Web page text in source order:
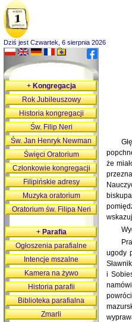
Dziś jest Czwartek, 6 sierpnia 2026
że
ugody
i
+Kongregacja
Rok Jubileuszowy
Historia kongregacji
Św. Filip Neri
Św. Jan Henryk Newman
Święci Oratorium
Członkowie kongregacji
Filipińskie adresy
Muzyka oratorium
Oratorium św. Filipa Neri
+Parafia
Ogłoszenia parafialne
Intencje mszalne
Kamera na żywo
Historia parafii
Biblioteka parafialna
Zmarli